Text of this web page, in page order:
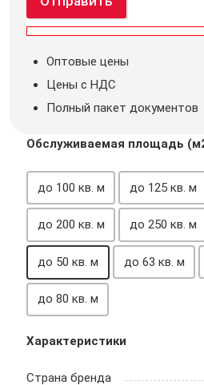
Оптовые цены
Цены с НДС
Полный пакет документов
Обслуживаемая площадь
до 100 кв. м до 125 кв. м
до 200 кв. м до 250 кв. м
до 50 кв. м до 63 кв. м
до 80 кв. м
Характеристики
Страна бренда